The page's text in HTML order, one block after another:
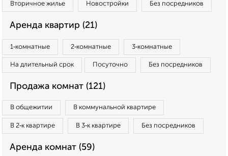
Вторичное жилье Новостройки Без посредников
Аренда квартир (21)
1‑комнатные 2‑комнатные 3‑комнатные
На длительный срок Посуточно Без посредников
Продажа комнат (121)
В общежитии В коммунальной квартире
В 2‑к квартире В 3‑к квартире Без посредников
Аренда комнат (59)